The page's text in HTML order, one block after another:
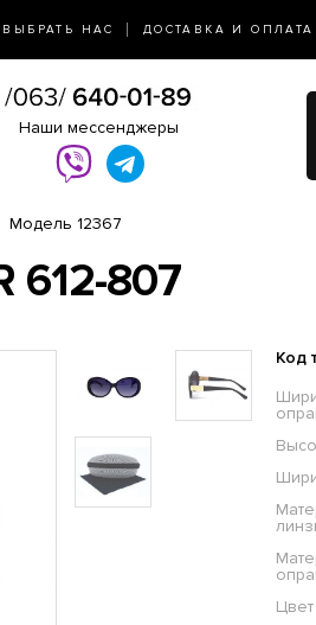
НАС ДОСТАВКА И ОПЛАТА
Наши мессенджеры
Модель 12367
807
Код